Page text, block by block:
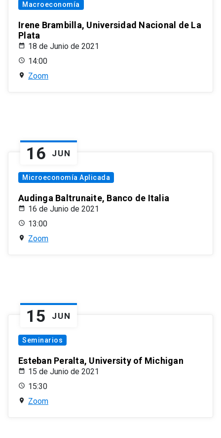
Macroeconomía
Irene Brambilla, Universidad Nacional de La
Plata
18 de Junio de 2021
14:00
Zoom
16 JUN
Microeconomía Aplicada
Audinga Baltrunaite, Banco de Italia
16 de Junio de 2021
13:00
Zoom
15 JUN
Seminarios
Esteban Peralta, University of Michigan
15 de Junio de 2021
15:30
Zoom